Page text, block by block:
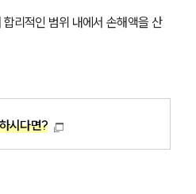
리적인 범위 내에서 손해액을 산
시다면?